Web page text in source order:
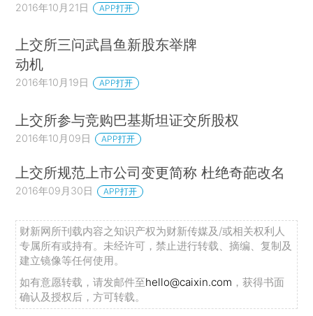
2016年10月21日 APP打开
上交所三问武昌鱼新股东举牌
动机
2016年10月19日 APP打开
上交所参与竞购巴基斯坦证交所股权
2016年10月09日 APP打开
上交所规范上市公司变更简称 杜绝奇葩改名
2016年09月30日 APP打开
财新网所刊载内容之知识产权为财新传媒及/或相关权利人
专属所有或持有。未经许可，禁止进行转载、摘编、复制及
建立镜像等任何使用。
如有意愿转载，请发邮件至hello@caixin.com ，获得书面
确认及授权后，方可转载。